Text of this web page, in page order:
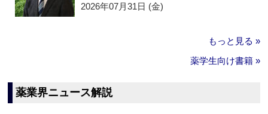
2026年07月31日 (金)
もっと見る »
薬学生向け書籍 »
薬業界ニュース解説